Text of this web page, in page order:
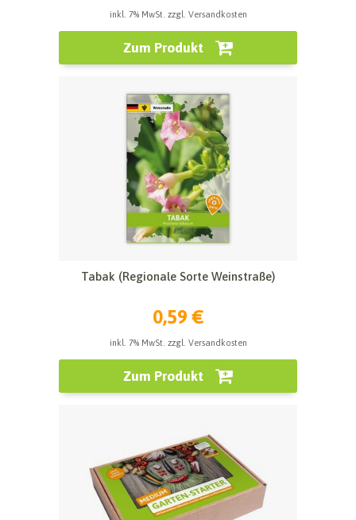
inkl. 7% MwSt. zzgl. Versandkosten
Zum Produkt
Tabak (Regionale Sorte Weinstraße)
0,59 €
inkl. 7% MwSt. zzgl. Versandkosten
Zum Produkt